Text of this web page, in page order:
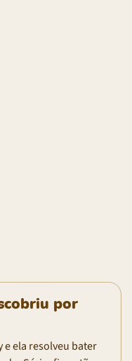
por
e ela resolveu bater